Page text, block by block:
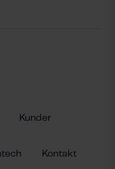
Kunder
Kontakt